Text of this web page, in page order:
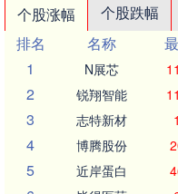
个股涨幅 个股跌幅
排名
名称
1
N展芯
2 锐翔智能
3 志特新材
4 博腾股份
5 近岸蛋白